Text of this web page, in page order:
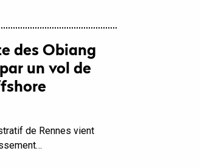
des Obiang
un vol de
de Rennes vient